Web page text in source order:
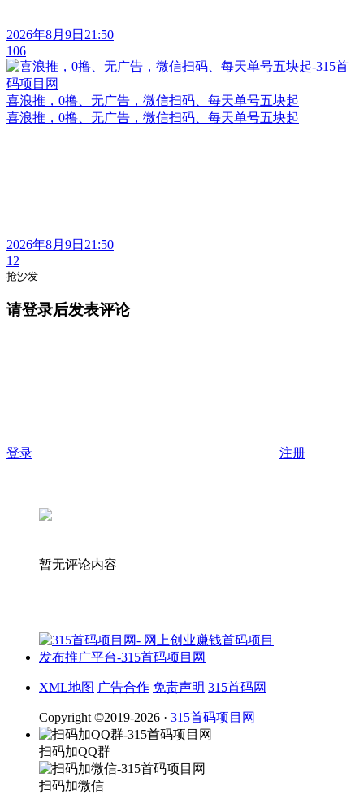
2026年8月9日21:50
106
喜浪推，0撸、无广告，微信扫码、每天单号五块起
喜浪推，0撸、无广告，微信扫码、每天单号五块起
2026年8月9日21:50
12
抢沙发
请登录后发表评论
登录 注册
暂无评论内容
XML地图 广告合作 免责声明 315首码网
Copyright ©2019-2026 · 315首码项目网
扫码加QQ群
扫码加微信